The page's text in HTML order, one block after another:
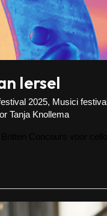
Iersel
2025, Musici festival
Tanja Knollema